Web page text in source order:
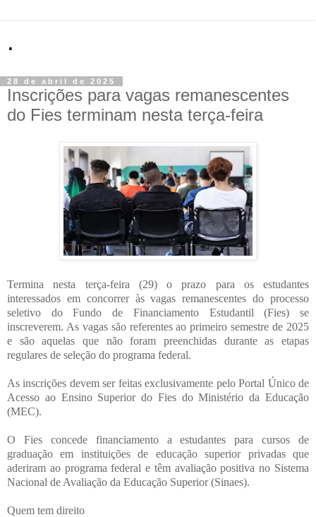
.
28 de abril de 2025
Inscrições para vagas remanescentes
do Fies terminam nesta terça-feira
Termina nesta terça-feira (29) o prazo para os estudantes
interessados em concorrer às vagas remanescentes do processo
seletivo do Fundo de Financiamento Estudantil (Fies) se
inscreverem. As vagas são referentes ao primeiro semestre de 2025
e são aquelas que não foram preenchidas durante as etapas
regulares de seleção do programa federal.
As inscrições devem ser feitas exclusivamente pelo Portal Único de
Acesso ao Ensino Superior do Fies do Ministério da Educação
(MEC).
O Fies concede financiamento a estudantes para cursos de
graduação em instituições de educação superior privadas que
aderiram ao programa federal e têm avaliação positiva no Sistema
Nacional de Avaliação da Educação Superior (Sinaes).
Quem tem direito